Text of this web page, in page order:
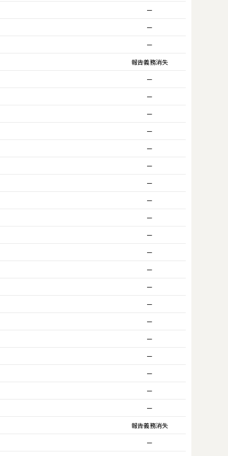
ー
ー
ー
報告義務消失
ー
ー
ー
ー
ー
ー
ー
ー
ー
ー
ー
ー
ー
ー
ー
ー
ー
ー
ー
ー
報告義務消失
ー